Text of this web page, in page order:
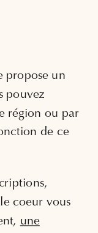
propose un
pouvez
région ou par
de ce
coeur vous
une